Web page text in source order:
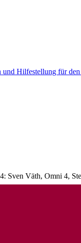
Hilfestellung für
Sven Väth, Omni 4,